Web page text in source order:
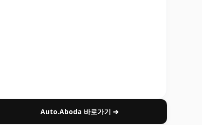
Auto.Aboda 바로가기 ➔